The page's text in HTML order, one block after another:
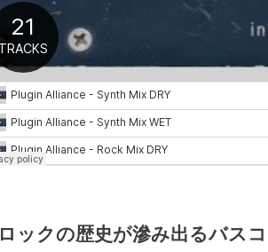
ロックの歴史が滲み出るバス